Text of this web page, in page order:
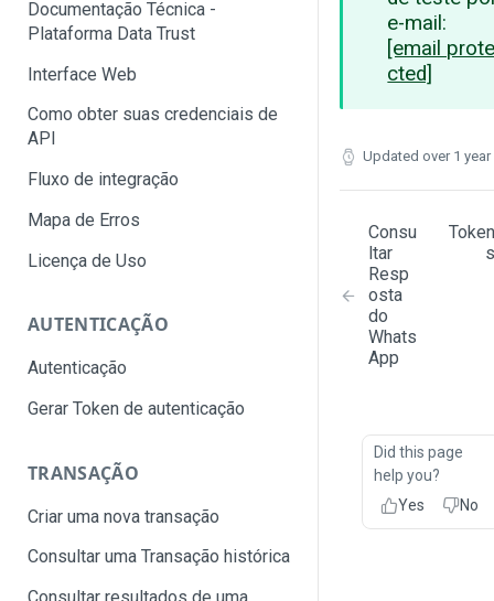
Documentação Técnica -
Plataforma Data Trust
Interface Web
Como obter suas credenciais de
API
Fluxo de integração
Mapa de Erros
Licença de Uso
AUTENTICAÇÃO
Autenticação
Gerar Token de autenticação
TRANSAÇÃO
Criar uma nova transação
Consultar uma Transação histórica
e-mail:
[email
cted]
Updated over 1
Consu
ltar
Resp
osta
do
Whats
App
Token
s
Did this page
help you?
Yes
No